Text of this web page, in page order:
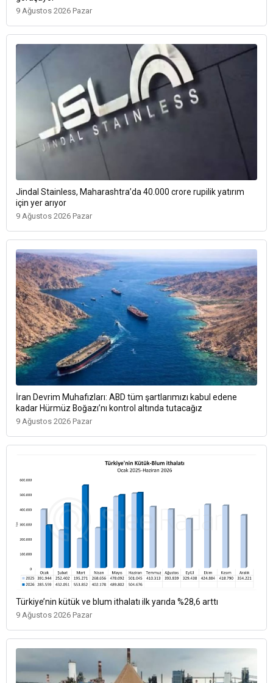
9 Ağustos 2026 Pazar
Jindal Stainless, Maharashtra’da 40.000 crore rupilik yatırım
için yer arıyor
9 Ağustos 2026 Pazar
İran Devrim Muhafızları: ABD tüm şartlarımızı kabul edene
kadar Hürmüz Boğazı’nı kontrol altında tutacağız
9 Ağustos 2026 Pazar
Türkiye’nin kütük ve blum ithalatı ilk yarıda %28,6 arttı
9 Ağustos 2026 Pazar